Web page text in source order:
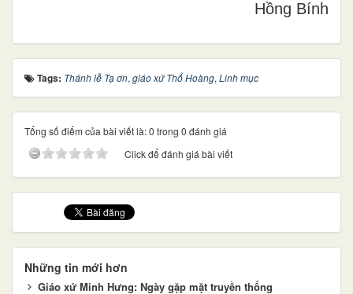
Hồng Bính
Tags: Thánh lễ Tạ ơn, giáo xứ Thổ Hoàng, Linh mục
Tổng số điểm của bài viết là: 0 trong 0 đánh giá
Click để đánh giá bài viết
Những tin mới hơn
Giáo xứ Minh Hưng: Ngày gặp mặt truyền thống